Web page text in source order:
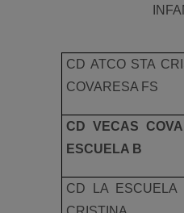
CD ATCO STA
COVARESA FS
CD VECAS
ESCUELA B
CD LA ESCUELA